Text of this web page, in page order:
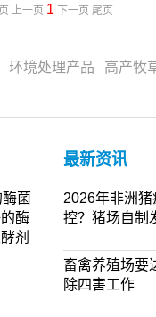
上一页 1下一页 尾页
环境处理产品 高产牧
菌
酶
剂
最新资讯
2026年非洲
控？猪场自制
畜禽养殖场要
除四害工作